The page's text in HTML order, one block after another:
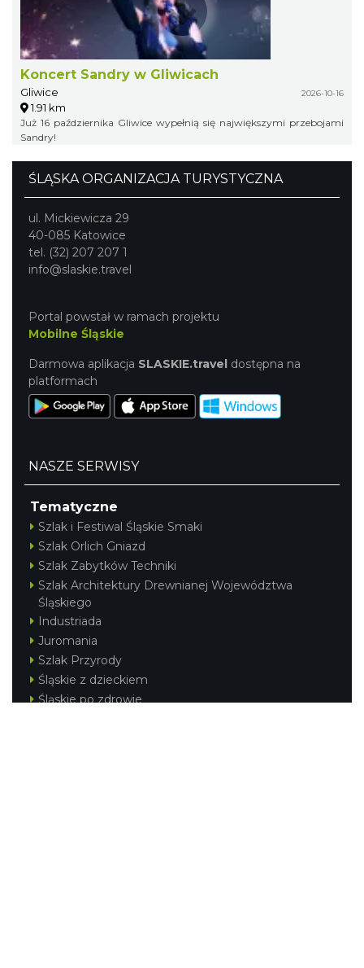
Koncert Sandry w Gliwicach
Gliwice 2026-10-16
1.91 km
Już 16 października Gliwice wypełnią się największymi przebojami
Sandry!
ŚLĄSKA ORGANIZACJA TURYSTYCZNA
ul. Mickiewicza 29
40-085 Katowice
tel. (32) 207 207 1
info@slaskie.travel
Portal powstał w ramach projektu
Mobilne Śląskie
Darmowa aplikacja SLASKIE.travel dostępna na
platformach
NASZE SERWISY
Tematyczne
Szlak i Festiwal Śląskie Smaki
Szlak Orlich Gniazd
Szlak Zabytków Techniki
Szlak Architektury Drewnianej Województwa
Śląskiego
Industriada
Juromania
Szlak Przyrody
Śląskie z dzieckiem
Śląskie po zdrowie